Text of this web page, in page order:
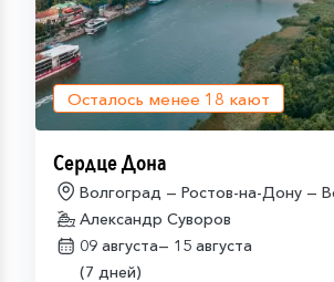
Осталось менее 18 кают
Сердце Дона
Волгоград — Ростов-на-Дону —
Александр Суворов
09 августа— 15 августа
(7 дней)